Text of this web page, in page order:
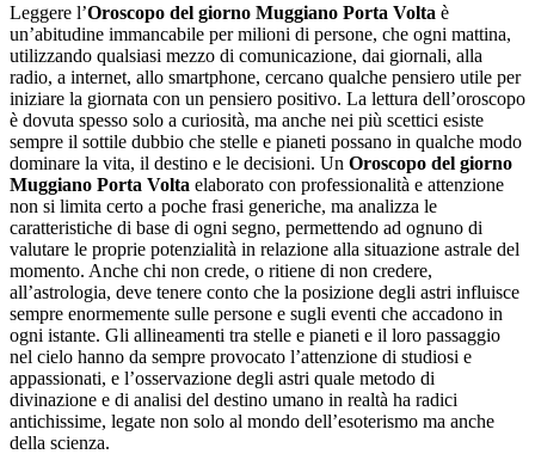
Leggere l’Oroscopo del giorno Muggiano Porta Volta è
un’abitudine immancabile per milioni di persone, che ogni mattina,
utilizzando qualsiasi mezzo di comunicazione, dai giornali, alla
radio, a internet, allo smartphone, cercano qualche pensiero utile per
iniziare la giornata con un pensiero positivo. La lettura dell’oroscopo
è dovuta spesso solo a curiosità, ma anche nei più scettici esiste
sempre il sottile dubbio che stelle e pianeti possano in qualche modo
dominare la vita, il destino e le decisioni. Un Oroscopo del giorno
Muggiano Porta Volta elaborato con professionalità e attenzione
non si limita certo a poche frasi generiche, ma analizza le
caratteristiche di base di ogni segno, permettendo ad ognuno di
valutare le proprie potenzialità in relazione alla situazione astrale del
momento. Anche chi non crede, o ritiene di non credere,
all’astrologia, deve tenere conto che la posizione degli astri influisce
sempre enormemente sulle persone e sugli eventi che accadono in
ogni istante. Gli allineamenti tra stelle e pianeti e il loro passaggio
nel cielo hanno da sempre provocato l’attenzione di studiosi e
appassionati, e l’osservazione degli astri quale metodo di
divinazione e di analisi del destino umano in realtà ha radici
antichissime, legate non solo al mondo dell’esoterismo ma anche
della scienza.